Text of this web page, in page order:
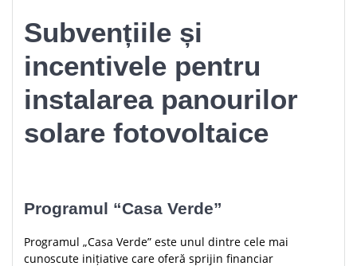
Subvențiile și
incentivele pentru
instalarea panourilor
solare fotovoltaice
Programul “Casa Verde”
Programul „Casa Verde” este unul dintre cele mai
cunoscute inițiative care oferă sprijin financiar